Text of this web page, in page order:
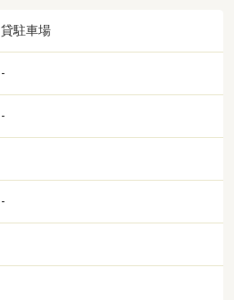
貸駐車場
-
-
-